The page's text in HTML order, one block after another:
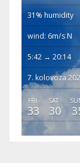
31% humidity
wind: 6m/s N
5:42 → 20:14
7. kolovoza
FRI
33
SAT
30